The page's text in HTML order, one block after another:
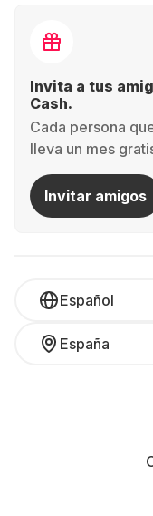
Invita a tus
Cash.
Cada persona
lleva un mes
Invitar amigos
Español
España